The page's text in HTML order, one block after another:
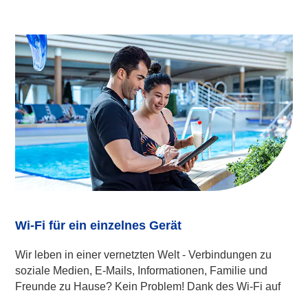
Wi-Fi für ein einzelnes Gerät
Wir leben in einer vernetzten Welt - Verbindungen zu
soziale Medien, E-Mails, Informationen, Familie und
Freunde zu Hause? Kein Problem! Dank des Wi-Fi auf